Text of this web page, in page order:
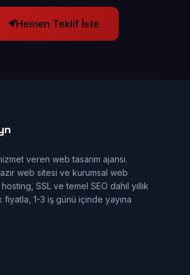
Hemen Teklif İste
veren web tasarım ajansı.
web sitesi ve kurumsal web
hosting, SSL ve temel SEO dahil yıllık
fiyatla, 1-3 iş günü içinde yayına